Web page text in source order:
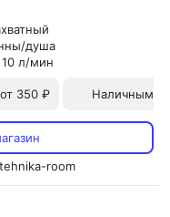
душа
10 л/мин
от 350 ₽ Наличными
room